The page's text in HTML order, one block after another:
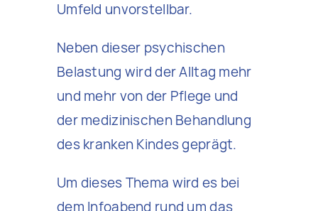
Umfeld unvorstellbar.
Neben dieser psychischen
Belastung wird der Alltag mehr
und mehr von der Pflege und
der medizinischen Behandlung
des kranken Kindes geprägt.
Um dieses Thema wird es bei
dem Infoabend rund um das